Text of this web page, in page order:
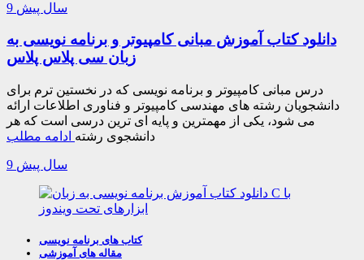
9 سال پیش
دانلود کتاب آموزش مبانی کامپیوتر و برنامه نویسی به
زبان سی پلاس پلاس
درس مبانی کامپیوتر و برنامه نویسی که در نخستین ترم برای
دانشجویان رشته های مهندسی کامپیوتر و فناوری اطلاعات ارائه
می شود، یکی از مهمترین و پایه ای ترین درسی است که هر
دانشجوی رشته ادامه مطلب
9 سال پیش
کتاب های برنامه نویسی
مقاله های آموزشی